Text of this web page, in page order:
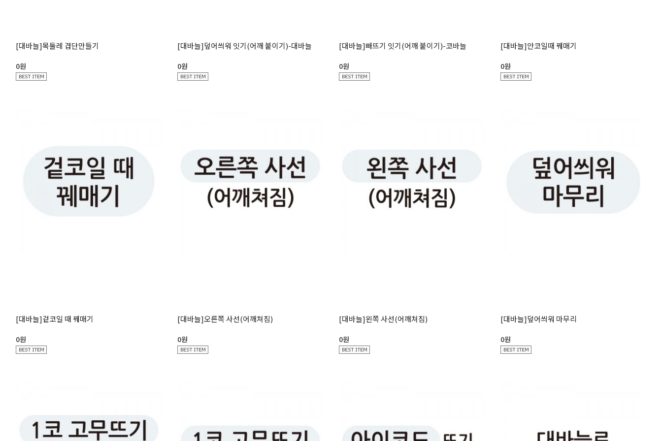
[대바늘]목둘레 겹단만들기
0원
[대바늘]덮어씌워 잇기(어깨 붙이기)-대바늘
0원
[대바늘]빼뜨기 잇기(어깨 붙이기)-코바늘
0원
[대바늘]안코일때 꿰매기
0원
[대바늘]겉코일 때 꿰매기
0원
[대바늘]오른쪽 사선(어깨쳐짐)
0원
[대바늘]왼쪽 사선(어깨쳐짐)
0원
[대바늘]덮어씌워 마무리
0원